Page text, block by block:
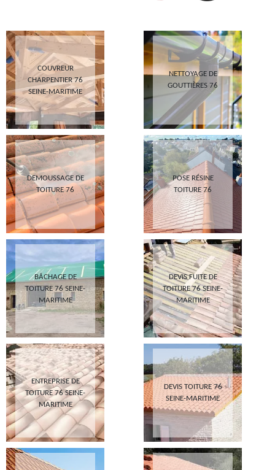
COUVREUR
CHARPENTIER 76
SEINE-MARITIME
NETTOYAGE DE
GOUTTIÈRES 76
DEMOUSSAGE DE
TOITURE 76
POSE RÉSINE
TOITURE 76
BÂCHAGE DE
TOITURE 76 SEINE-
MARITIME
DEVIS FUITE DE
TOITURE 76 SEINE-
MARITIME
ENTREPRISE DE
TOITURE 76 SEINE-
MARITIME
DEVIS TOITURE 76
SEINE-MARITIME